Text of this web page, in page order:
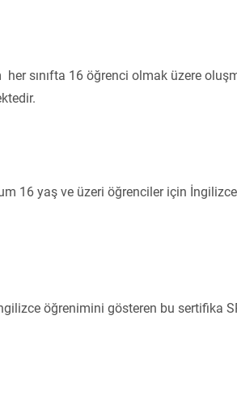
sınıfta 16 öğrenci olmak üzere
16 yaş ve üzeri öğrenciler için
öğrenimini gösteren bu sertifika